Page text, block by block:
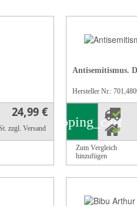
24,99 €
zzgl. Versand
Antisemitismus.
Hersteller Nr.:
shopping_cart
Zum Vergleich
hinzufügen